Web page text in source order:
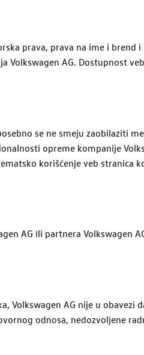
prava, prava na ime i brend i
Volkswagen AG. Dostupnost
se ne smeju zaobilaziti
opreme kompanije
korišćenje veb stranica
AG ili partnera Volkswagen
Volkswagen AG nije u obavezi
odnosa, nedozvoljene